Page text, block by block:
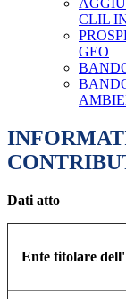
CLIL
GEO
Dati atto
Ente titolare